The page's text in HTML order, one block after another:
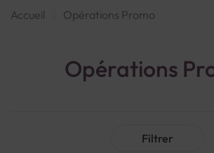
Accueil Opérations Promo
Opérations
Filtrer